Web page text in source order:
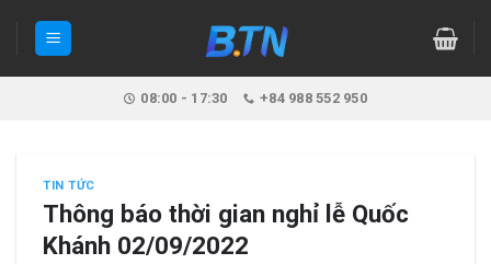
08:00 - 17:30 +84 988 552 950
TIN TỨC
Thông báo thời gian nghỉ lễ Quốc
Khánh 02/09/2022